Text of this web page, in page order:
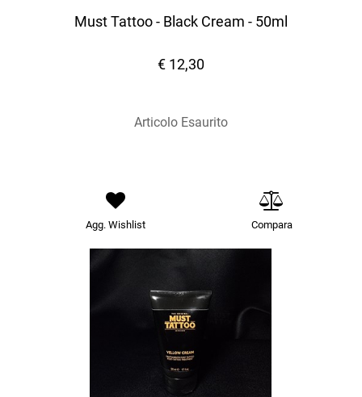
Must Tattoo - Black Cream - 50ml
€ 12,30
Articolo Esaurito
Agg. Wishlist Compara